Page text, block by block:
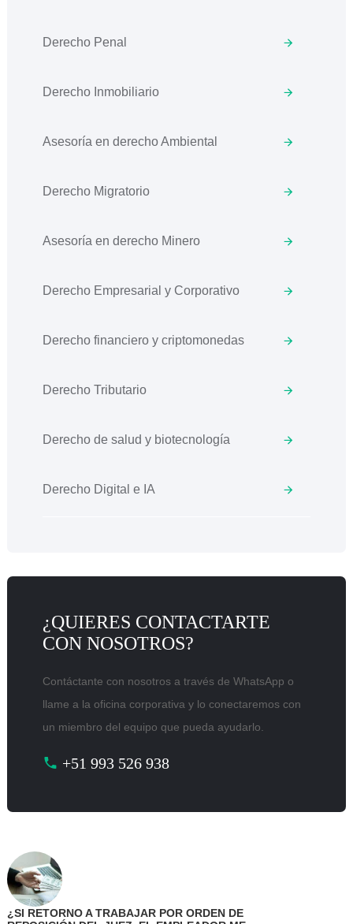
Derecho Penal
Derecho Inmobiliario
Asesoría en derecho Ambiental
Derecho Migratorio
Asesoría en derecho Minero
Derecho Empresarial y Corporativo
Derecho financiero y criptomonedas
Derecho Tributario
Derecho de salud y biotecnología
Derecho Digital e IA
¿QUIERES CONTACTARTE
CON NOSOTROS?
Contáctante con nosotros a través de WhatsApp o
llame a la oficina corporativa y lo conectaremos con
un miembro del equipo que pueda ayudarlo.
+51 993 526 938
¿SI RETORNO A TRABAJAR POR ORDEN DE